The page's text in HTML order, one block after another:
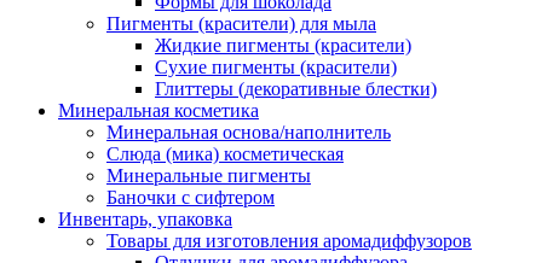
Пигменты (красители) для мыла
Жидкие пигменты (красители)
Сухие пигменты (красители)
Глиттеры (декоративные блестки)
Минеральная косметика
Минеральная основа/наполнитель
Слюда (мика) косметическая
Минеральные пигменты
Баночки с сифтером
Инвентарь, упаковка
Товары для изготовления аромадиффузоров